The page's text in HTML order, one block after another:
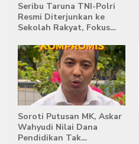
Seribu Taruna TNI-Polri
Resmi Diterjunkan ke
Sekolah Rakyat, Fokus
Kemandirian Siswa
Soroti Putusan MK, Askar
Wahyudi Nilai Dana
Pendidikan Tak